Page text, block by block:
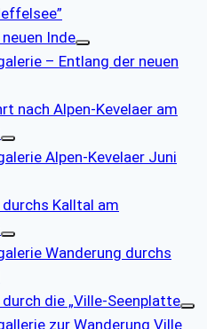
Inde
– Entlang der neuen
nach Alpen-Kevelaer am
Alpen-Kevelaer Juni
Kalltal am
Wanderung durchs
die „Ville-Seenplatte
zur Wanderung Ville